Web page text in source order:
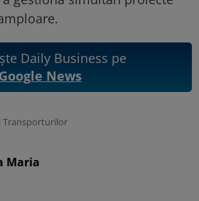
Daily Business pe
Google News
Transporturilor
Maria